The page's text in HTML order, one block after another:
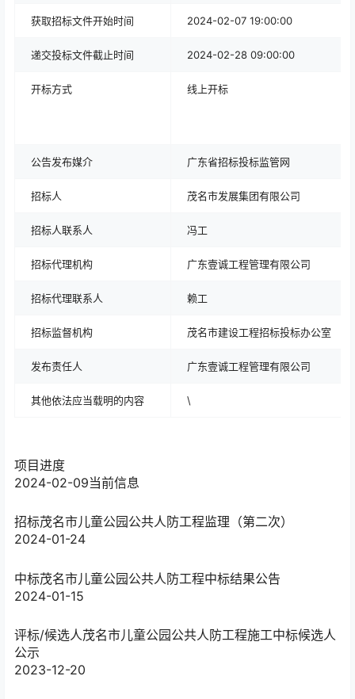
获取招标文件开始时间 2024-02-07 19:00:00
递交投标文件截止时间 2024-02-28 09:00:00
开标方式 线上开标
公告发布媒介 广东省招标投标监管网
招标人 茂名市发展集团有限公司
招标人联系人 冯工
招标代理机构 广东壹诚工程管理有限公司
招标代理联系人 赖工
招标监督机构 茂名市建设工程招标投标办公室
发布责任人 广东壹诚工程管理有限公司
其他依法应当载明的内容 \
项目进度
2024-02-09当前信息
招标茂名市儿童公园公共人防工程监理（第二次）
2024-01-24
中标茂名市儿童公园公共人防工程中标结果公告
2024-01-15
评标/候选人茂名市儿童公园公共人防工程施工中标候选人
公示
2023-12-20